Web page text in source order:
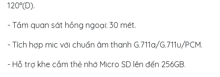
120°(D).
- Tầm quan sát hồng ngoại: 30 mét.
- Tích hợp mic với chuẩn âm thanh G.711a/G.711u/PCM.
- Hỗ trợ khe cắm thẻ nhớ Micro SD lên đến 256GB.